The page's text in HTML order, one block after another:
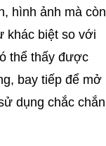
hình ảnh mà còn
khác biệt so với
thể thấy được
bay tiếp để mở
dụng chắc chắn